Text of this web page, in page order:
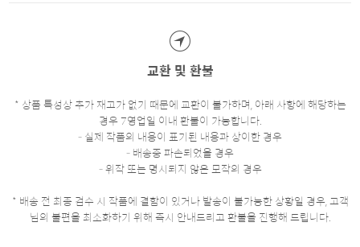
교환 및 환불
* 상품 특성상 추가 재고가 없기 때문에 교환이 불가하며, 아래 사항에 해당하는
경우 7영업일 이내 환불이 가능합니다.
- 실제 작품의 내용이 표기된 내용과 상이한 경우
- 배송중 파손되었을 경우
- 위작 또는 명시되지 않은 모작의 경우
* 배송 전 최종 검수 시 작품에 결함이 있거나 발송이 불가능한 상황일 경우, 고객
님의 불편을 최소화하기 위해 즉시 안내드리고 환불을 진행해 드립니다.